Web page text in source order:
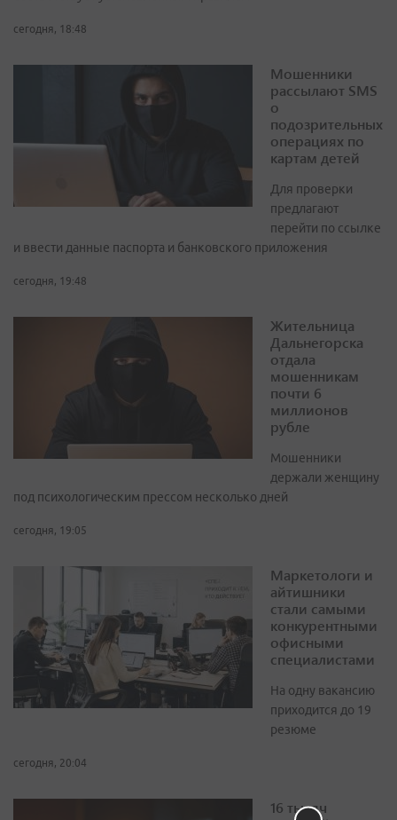
сегодня, 18:48
Мошенники
рассылают SMS
о
подозрительных
операциях по
картам детей
Для проверки
предлагают
перейти по ссылке
и ввести данные паспорта и банковского приложения
сегодня, 19:48
Жительница
Дальнегорска
отдала
мошенникам
почти 6
миллионов
рубле
Мошенники
держали женщину
под психологическим прессом несколько дней
сегодня, 19:05
Маркетологи и
айтишники
стали самыми
конкурентными
офисными
специалистами
На одну вакансию
приходится до 19
резюме
сегодня, 20:04
16 тысяч